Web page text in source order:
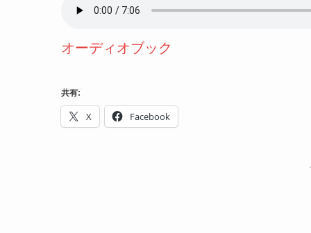
オーディオブック
共有:
X Facebook